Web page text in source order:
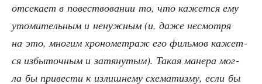
отсе­ка­ет в повест­во­ва­нии то, что кажет­ся ему
уто­ми­тель­ным и ненуж­ным (и, даже несмот­ря
на это, мно­гим хро­но­мет­раж его филь­мов кажет­
ся избы­точ­ным и затя­ну­тым). Такая мане­ра мог­
ла бы при­ве­сти к излиш­не­му схе­ма­тиз­му, если бы